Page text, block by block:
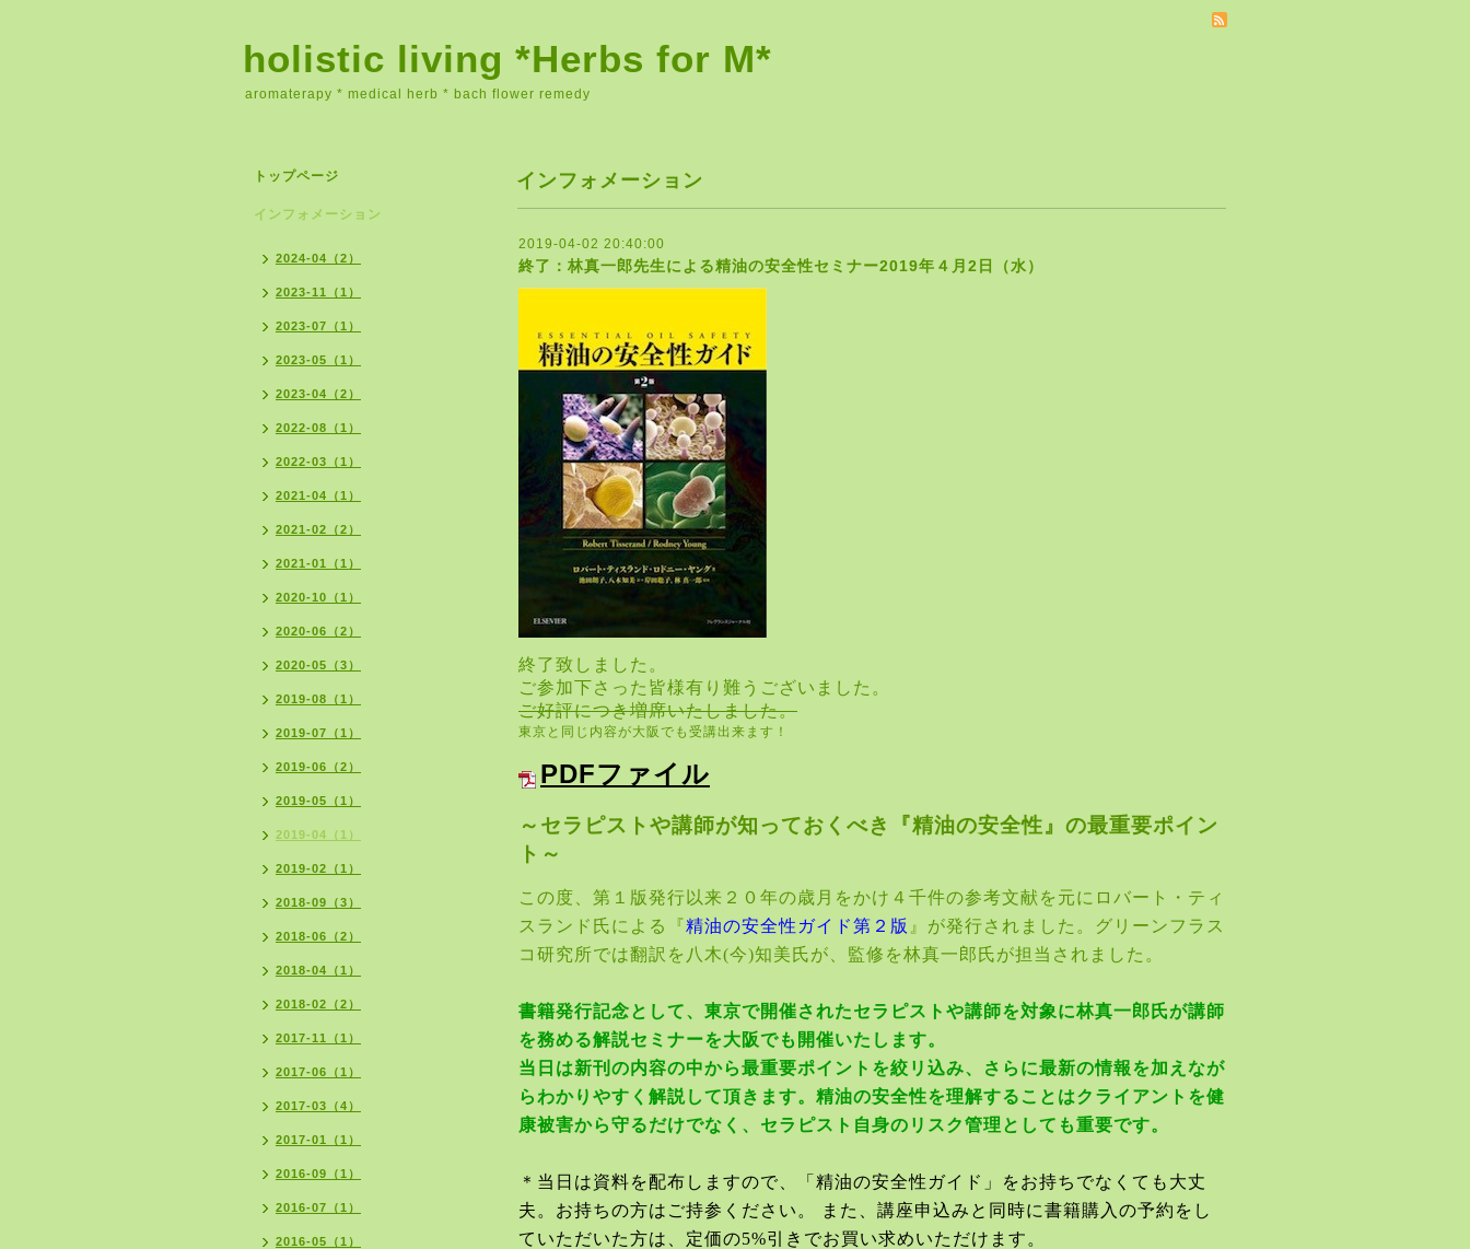
holistic living *Herbs for M*
aromaterapy * medical herb * bach flower remedy
インフォメーション
2019-04-02 20:40:00
終了：林真一郎先生による精油の安全性セミナー2019年４月2日（水）
終了致しました。
ご参加下さった皆様有り難うございました。
ご好評につき増席いたしました。
東京と同じ内容が大阪でも受講出来ます！
PDFファイル
～セラピストや講師が知っておくべき 『精油の安全性』 の最重要ポイン
ト～
この度、第１版発行以来２０年の歳月をかけ４千件の参考文献を元にロバート・ティ
スランド氏による『精油の安全性ガイド第２版 』が発行されました。
グリーンフラス
コ研究所では翻訳を八木(今)知美氏が、監修を林真一郎氏が担当されました。
書籍発行記念として、東京で開催されたセラピストや講師を対象に林真一郎氏が講師
を務める解説セミナーを大阪でも開催いたします。
当日は新刊の内容の中から最重要ポイントを絞リ込み、さらに最新の情報を加えなが
らわかりやすく解説して頂きます。精油の安全性を理解することはクライアントを健
康被害から守るだけでなく、セラピスト自身のリスク管理としても重要です。
＊当日は資料を配布しますので、「精油の安全性ガイド」をお持ちでなくても大丈
夫。お持ちの方はご持参ください。 また、講座申込みと同時に書籍購入の予約をし
ていただいた方は、定価の5%引きでお買い求めいただけます。
トップページ
インフォメーション
2024-04（2）
2023-11（1）
2023-07（1）
2023-05（1）
2023-04（2）
2022-08（1）
2022-03（1）
2021-04（1）
2021-02（2）
2021-01（1）
2020-10（1）
2020-06（2）
2020-05（3）
2019-08（1）
2019-07（1）
2019-06（2）
2019-05（1）
2019-04（1）
2019-02（1）
2018-09（3）
2018-06（2）
2018-04（1）
2018-02（2）
2017-11（1）
2017-06（1）
2017-03（4）
2017-01（1）
2016-09（1）
2016-07（1）
2016-05（1）